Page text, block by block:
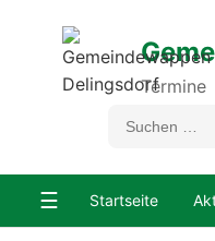
Termine
☰ Startseite